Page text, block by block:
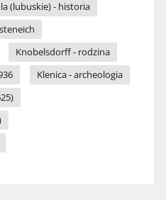
(lubuskie) - historia
Knobelsdorff - rodzina
Klenica - archeologia